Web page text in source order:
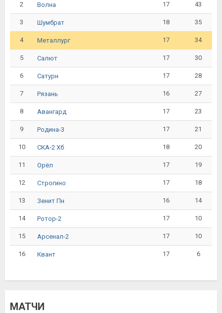
2 Волна 17 43
3 Шумбрат 18 35
4 Металлург 17 34
5 Салют 17 30
6 Сатурн 17 28
7 Рязань 16 27
8 Авангард 17 23
9 Родина-3 17 21
10 СКА-2 Хб 18 20
11 Орёл 17 19
12 Строгино 17 18
13 Зенит Пн 16 14
14 Ротор-2 17 10
15 Арсенал-2 17 10
16 Квант 17 6
МАТЧИ